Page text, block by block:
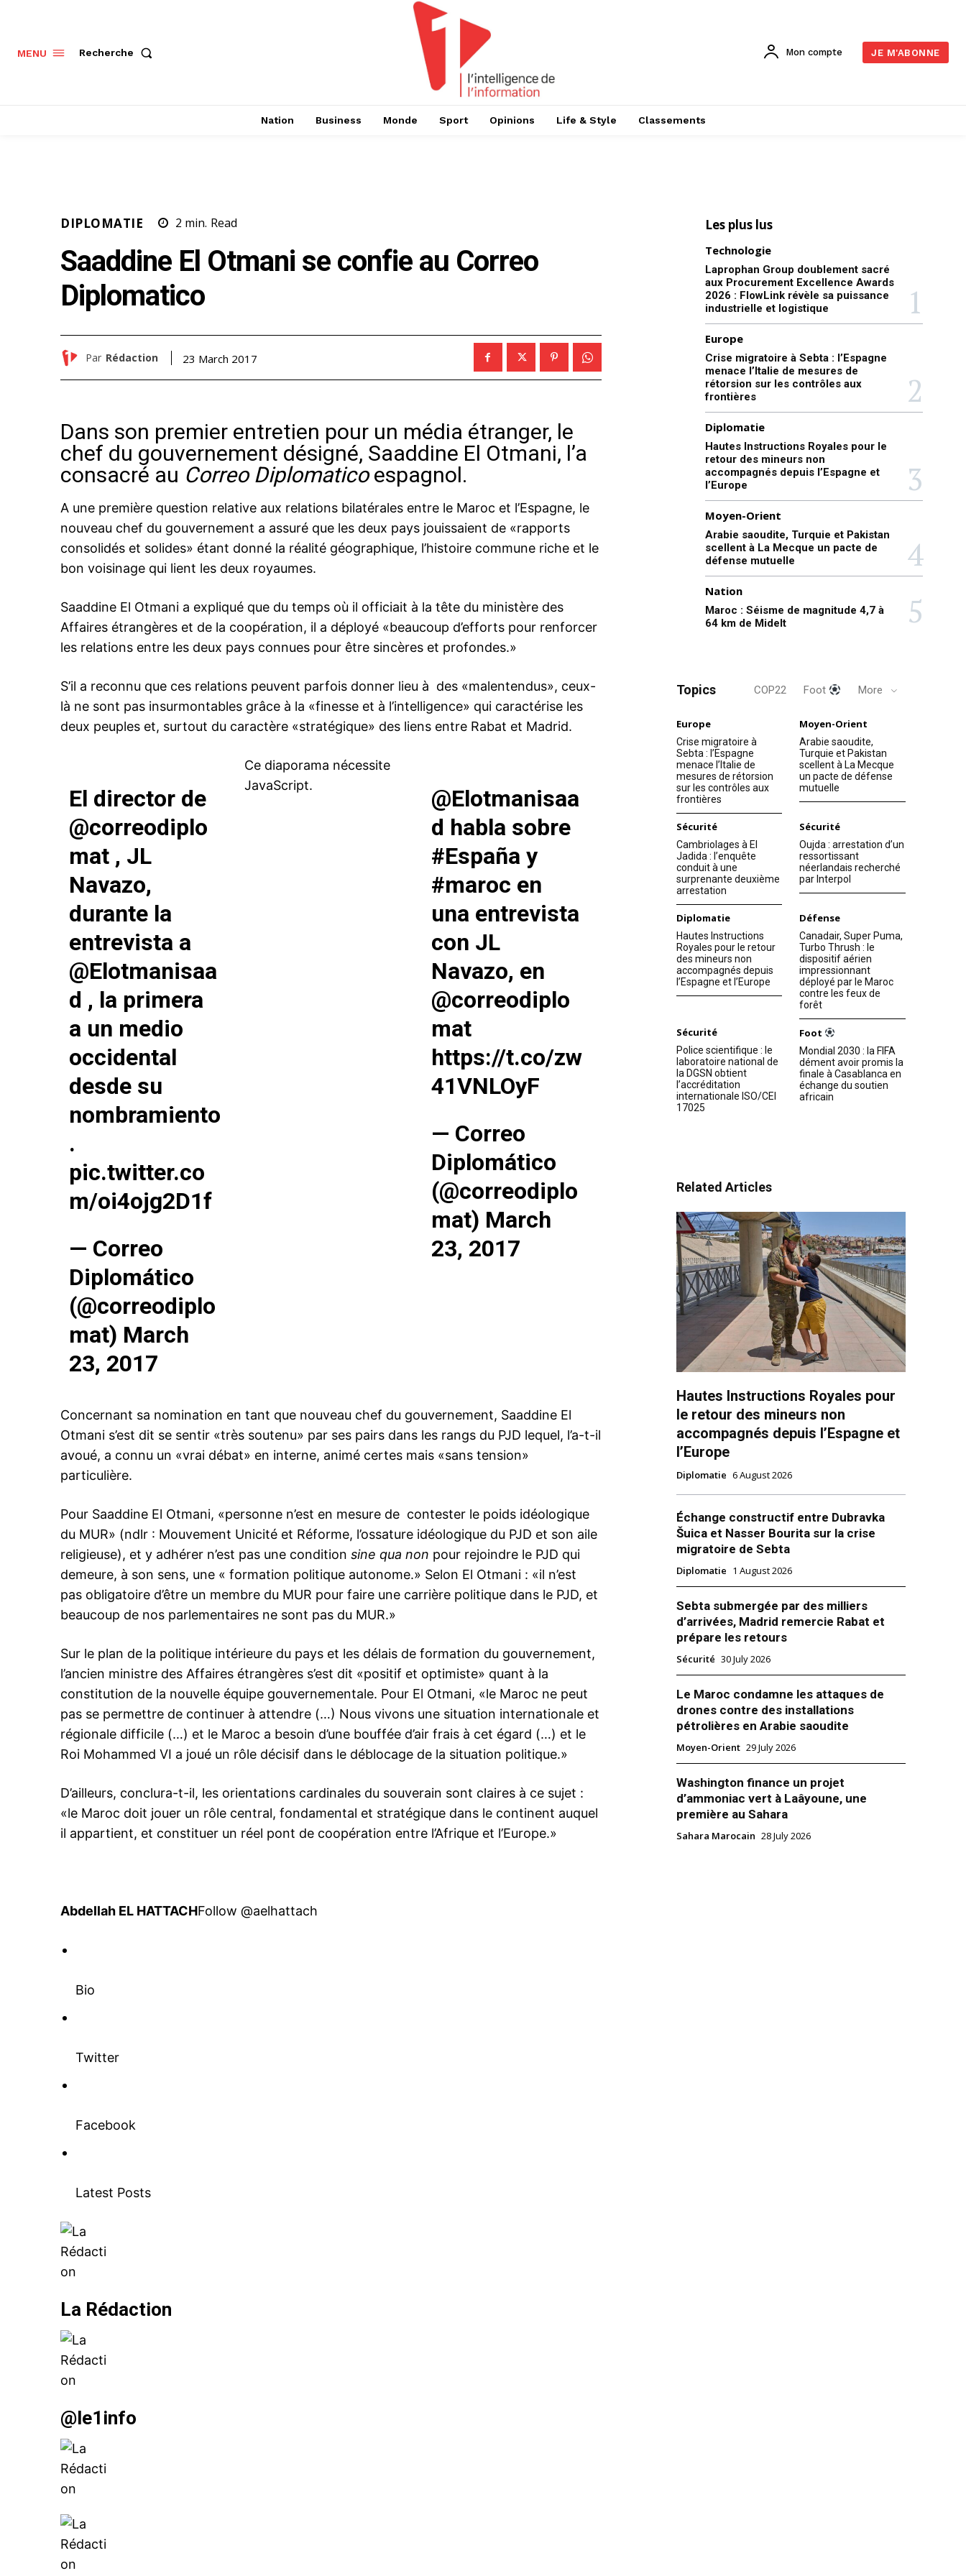
l'intelligence de
l'information
S'ABONNER MAINTENANT
Insight Publications
Nous contacter
Formules d’abonnement
Mon compte
Related
Cover Facebook de Saaddine El Otmani,
un signal d’ouverture ?
RealPolitik – Quelques minutes après sa
une nouvelle photo de couverture sur sa
page Facebook, un signal fort d’ouverture :
pragmatique et homme de consensus, El
Otmani, à travers ce signal, orienterait-il sa
17 March 2017
In "Nation"
La Couv’ qui a fait trembler Saad Dine El
Otmani
C’est le feu à la chefferie du gouvernement
Maroc & d’Afrique. La couverture de
l’hebdomadaire est sans équivoque. Une
photo du Chef de Gouvernement habillant
toute la page, la bavette qui pend,
23 May 2020
In "Nation"
Officiel : Le déconfinement au Maroc aura
Les marocains qui espéraient déconfiner
ce jeudi devront continuer à prendre leur
mal en patience pour au moins trois autres
semaines. Le chef du gouvernement a
annoncé ce lundi devant les deux
chambres du parlement, le prolongement
de l’état d’urgence et le confinement
18 May 2020
MENU Recherche Mon compte JE M'ABONNE
Nation Business Monde Sport Opinions Life & Style Classements
DIPLOMATIE 2 min. Read
Saaddine El Otmani se confie au Correo
Diplomatico
Par Rédaction 23 March 2017
Dans son premier entretien pour un média étranger, le
chef du gouvernement désigné, Saaddine El Otmani, l’a
consacré au Correo Diplomaticoespagnol.
A une première question relative aux relations bilatérales entre le Maroc et l’Espagne, le
nouveau chef du gouvernement a assuré que les deux pays jouissaient de «rapports
consolidés et solides» étant donné la réalité géographique, l’histoire commune riche et le
bon voisinage qui lient les deux royaumes.
Saaddine El Otmani a expliqué que du temps où il officiait à la tête du ministère des
Affaires étrangères et de la coopération, il a déployé «beaucoup d’efforts pour renforcer
les relations entre les deux pays connues pour être sincères et profondes.»
S’il a reconnu que ces relations peuvent parfois donner lieu à des «malentendus», ceux-
là ne sont pas insurmontables grâce à la «finesse et à l’intelligence» qui caractérise les
deux peuples et, surtout du caractère «stratégique» des liens entre Rabat et Madrid.
El director de
@correodiplo
mat, JL
Navazo,
durante la
entrevista a
@Elotmanisaa
d , la primera
a un medio
occidental
desde su
nombramiento
.
pic.twitter.co
m/oi4ojg2D1f
— Correo
Diplomático
(@correodiplo
mat) March
23, 2017
@Elotmanisaa
d habla sobre
#España y
#maroc en
una entrevista
con JL
Navazo, en
@correodiplo
mat
https://t.co/zw
41VNLOyF
— Correo
Diplomático
(@correodiplo
mat) March
23, 2017
Ce diaporama nécessite
JavaScript.
Concernant sa nomination en tant que nouveau chef du gouvernement, Saaddine El
Otmani s’est dit se sentir «très soutenu» par ses pairs dans les rangs du PJD lequel, l’a-t-il
avoué, a connu un «vrai débat» en interne, animé certes mais «sans tension»
particulière.
Pour Saaddine El Otmani, «personne n’est en mesure de contester le poids idéologique
du MUR» (ndlr : Mouvement Unicité et Réforme, l’ossature idéologique du PJD et son aile
religieuse), et y adhérer n’est pas une condition sine qua non pour rejoindre le PJD qui
demeure, à son sens, une « formation politique autonome.» Selon El Otmani : «il n’est
pas obligatoire d’être un membre du MUR pour faire une carrière politique dans le PJD, et
beaucoup de nos parlementaires ne sont pas du MUR.»
Sur le plan de la politique intérieure du pays et les délais de formation du gouvernement,
l’ancien ministre des Affaires étrangères s’est dit «positif et optimiste» quant à la
constitution de la nouvelle équipe gouvernementale. Pour El Otmani, «le Maroc ne peut
pas se permettre de continuer à attendre (…) Nous vivons une situation internationale et
régionale difficile (…) et le Maroc a besoin d’une bouffée d’air frais à cet égard (…) et le
Roi Mohammed VI a joué un rôle décisif dans le déblocage de la situation politique.»
D’ailleurs, conclura-t-il, les orientations cardinales du souverain sont claires à ce sujet :
«le Maroc doit jouer un rôle central, fondamental et stratégique dans le continent auquel
il appartient, et constituer un réel pont de coopération entre l’Afrique et l’Europe.»
Abdellah EL HATTACHFollow @aelhattach
Bio
Twitter
Facebook
Latest Posts
La Rédaction
@le1info
Les plus lus
Technologie
Laprophan Group doublement sacré
aux Procurement Excellence Awards
2026 : FlowLink révèle sa puissance
industrielle et logistique
Europe
Crise migratoire à Sebta : l’Espagne
menace l’Italie de mesures de
rétorsion sur les contrôles aux
frontières
Diplomatie
Hautes Instructions Royales pour le
retour des mineurs non
accompagnés depuis l’Espagne et
l’Europe
Moyen-Orient
Arabie saoudite, Turquie et Pakistan
scellent à La Mecque un pacte de
défense mutuelle
Nation
Maroc : Séisme de magnitude 4,7 à
64 km de Midelt
Topics COP22 Foot More
Europe
Crise migratoire à
Sebta : l’Espagne
menace l’Italie de
mesures de rétorsion
sur les contrôles aux
frontières
Moyen-Orient
Arabie saoudite,
Turquie et Pakistan
scellent à La Mecque
un pacte de défense
mutuelle
Sécurité
Cambriolages à El
Jadida : l’enquête
conduit à une
surprenante deuxième
arrestation
Sécurité
Oujda : arrestation d’un
ressortissant
néerlandais recherché
par Interpol
Diplomatie
Hautes Instructions
Royales pour le retour
des mineurs non
accompagnés depuis
l’Espagne et l’Europe
Défense
Canadair, Super Puma,
Turbo Thrush : le
dispositif aérien
impressionnant
déployé par le Maroc
contre les feux de
forêt
Sécurité
Police scientifique : le
laboratoire national de
la DGSN obtient
l’accréditation
internationale ISO/CEI
17025
Foot
Mondial 2030 : la FIFA
dément avoir promis la
finale à Casablanca en
échange du soutien
africain
Related Articles
Hautes Instructions Royales pour
le retour des mineurs non
accompagnés depuis l’Espagne et
l’Europe
Diplomatie 6 August 2026
Échange constructif entre Dubravka
Šuica et Nasser Bourita sur la crise
migratoire de Sebta
Diplomatie 1 August 2026
Sebta submergée par des milliers
d’arrivées, Madrid remercie Rabat et
prépare les retours
Sécurité 30 July 2026
Le Maroc condamne les attaques de
drones contre des installations
pétrolières en Arabie saoudite
Moyen-Orient 29 July 2026
Washington finance un projet
d’ammoniac vert à Laâyoune, une
première au Sahara
Sahara Marocain 28 July 2026